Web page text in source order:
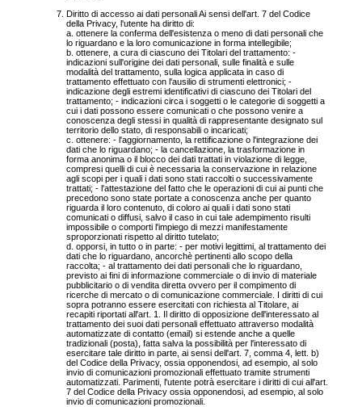
Diritto di accesso ai dati personali Ai sensi dell'art. 7 del Codice
della Privacy, l'utente ha diritto di:
a. ottenere la conferma dell'esistenza o meno di dati personali che
lo riguardano e la loro comunicazione in forma intellegibile;
b. ottenere, a cura di ciascuno dei Titolari del trattamento: -
indicazioni sull'origine dei dati personali, sulle finalità e sulle
modalità del trattamento, sulla logica applicata in caso di
trattamento effettuato con l'ausilio di strumenti elettronici; -
indicazione degli estremi identificativi di ciascuno dei Titolari del
trattamento; - indicazioni circa i soggetti o le categorie di soggetti a
cui i dati possono essere comunicati o che possono venire a
conoscenza degli stessi in qualità di rappresentante designato sul
territorio dello stato, di responsabili o incaricati;
c. ottenere: - l'aggiornamento, la rettificazione o l'integrazione dei
dati che lo riguardano; - la cancellazione, la trasformazione in
forma anonima o il blocco dei dati trattati in violazione di legge,
compresi quelli di cui è necessaria la conservazione in relazione
agli scopi per i quali i dati sono stati raccolti o successivamente
trattati; - l'attestazione del fatto che le operazioni di cui ai punti che
precedono sono state portate a conoscenza anche per quanto
riguarda il loro contenuto, di coloro ai quali i dati sono stati
comunicati o diffusi, salvo il caso in cui tale adempimento risulti
impossibile o comporti l'impiego di mezzi manifestamente
sproporzionati rispetto al diritto tutelato;
d. opporsi, in tutto o in parte: - per motivi legittimi, al trattamento dei
dati che lo riguardano, ancorchè pertinenti allo scopo della
raccolta; - al trattamento dei dati personali che lo riguardano,
previsto ai fini di informazione commerciale o di invio di materiale
pubblicitario o di vendita diretta ovvero per il compimento di
ricerche di mercato o di comunicazione commerciale. I diritti di cui
sopra potranno essere esercitati con richiesta al Titolare, ai
recapiti riportati all'art. 1. Il diritto di opposizione dell'interessato al
trattamento dei suoi dati personali effettuato attraverso modalità
automatizzate di contatto (email) si estende anche a quelle
tradizionali (posta), fatta salva la possibilità per l'interessato di
esercitare tale diritto in parte, ai sensi dell'art. 7, comma 4, lett. b)
del Codice della Privacy, ossia opponendosi, ad esempio, al solo
invio di comunicazioni promozionali effettuato tramite strumenti
automatizzati. Parimenti, l'utente potrà esercitare i diritti di cui all'art.
7 del Codice della Privacy ossia opponendosi, ad esempio, al solo
invio di comunicazioni promozionali.